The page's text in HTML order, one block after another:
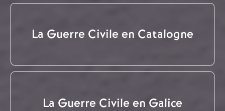
La Guerre Civile en Catalogne
La Guerre Civile en Galice